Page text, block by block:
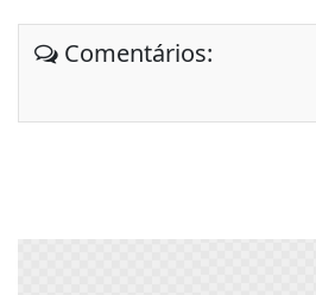
Comentários: